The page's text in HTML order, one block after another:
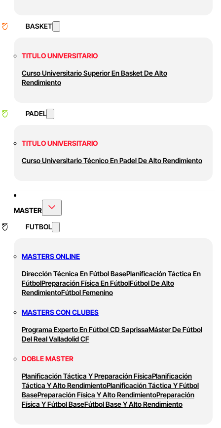
BASKET
TITULO UNIVERSITARIO
Curso Universitario Superior En Basket De Alto
Rendimiento
PADEL
TITULO UNIVERSITARIO
Curso Universitario Técnico En Padel De Alto Rendimiento
MASTER
FUTBOL
MASTERS ONLINE
Dirección Técnica En Fútbol BasePlanificación Táctica En
FútbolPreparación Física En FútbolFútbol De Alto
RendimientoFútbol Femenino
MASTERS CON CLUBES
Programa Experto En Fútbol CD SaprissaMáster De Fútbol
Del Real Valladolid CF
DOBLE MASTER
Planificación Táctica Y Preparación FísicaPlanificación
Táctica Y Alto RendimientoPlanificación Táctica Y Fútbol
BasePreparación Física Y Alto RendimientoPreparación
Física Y Fútbol BaseFútbol Base Y Alto Rendimiento